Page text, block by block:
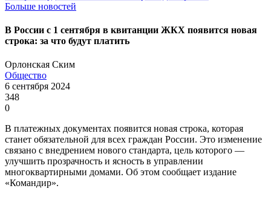
Больше новостей
В России с 1 сентября в квитанции ЖКХ появится новая
строка: за что будут платить
Орлонская Ским
Общество
6 сентября 2024
348
0
В платежных документах появится новая строка, которая
станет обязательной для всех граждан России. Это изменение
связано с внедрением нового стандарта, цель которого —
улучшить прозрачность и ясность в управлении
многоквартирными домами. Об этом сообщает издание
«Командир».